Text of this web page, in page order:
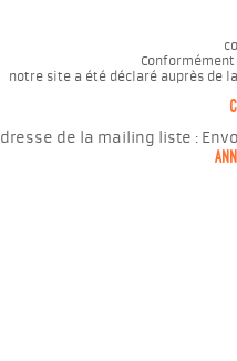
notre site a été déclaré auprès de
de la mailing liste :